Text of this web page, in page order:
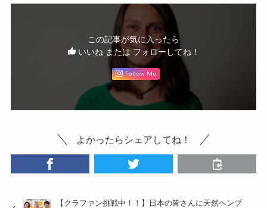
この記事が気に入ったら
いいね または フォローしてね！
Follow Me
よかったらシェアしてね！
【クラファン挑戦中！！】日本の皆さんに天然ヘンプ